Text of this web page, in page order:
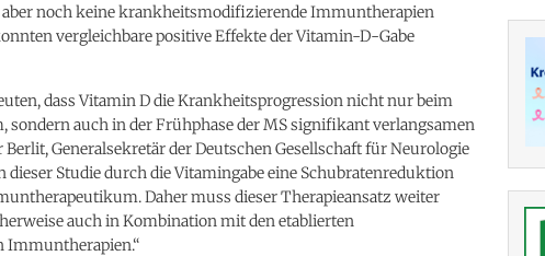
noch keine krankheitsmodifizierende Immuntherapien
vergleichbare positive Effekte der Vitamin-D-Gabe
dass Vitamin D die Krankheitsprogression nicht nur beim
auch in der Frühphase der MS signifikant verlangsamen
Berlit, Generalsekretär der Deutschen Gesellschaft für Neurologie
Studie durch die Vitamingabe eine Schubratenreduktion
Daher muss dieser Therapieansatz weiter
auch in Kombination mit den etablierten